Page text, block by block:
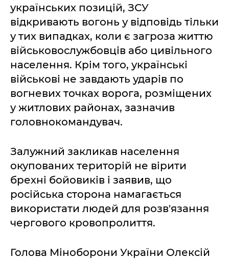
українських позицій, ЗСУ
відкривають вогонь у відповідь тільки
у тих випадках, коли є загроза життю
військовослужбовців або цивільного
населення. Крім того, українські
військові не завдають ударів по
вогневих точках ворога, розміщених
у житлових районах, зазначив
головнокомандувач.
Залужний закликав населення
окупованих територій не вірити
брехні бойовиків і заявив, що
російська сторона намагається
використати людей для розв'язання
чергового кровопролиття.
Голова Міноборони України Олексій